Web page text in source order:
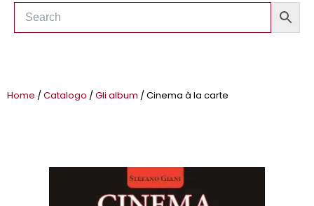
Home /Catalogo /Gli album / Cinema à la carte